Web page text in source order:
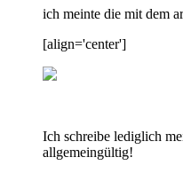
ich meinte die mit dem
[align='center']
Ich schreibe lediglich
allgemeingültig!